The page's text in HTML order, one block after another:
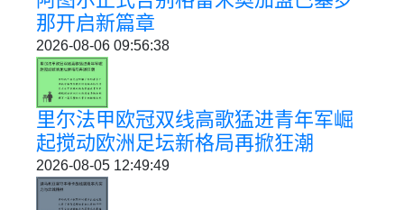
那开启新篇章
2026-08-06 09:56:38
里尔法甲欧冠双线高歌猛进青年军崛
起搅动欧洲足坛新格局再掀狂潮
2026-08-05 12:49:49